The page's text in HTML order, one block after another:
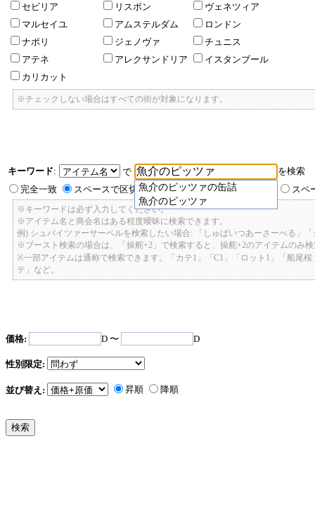
セビリア
リスボン
ヴェネツィア
マルセイユ
アムステルダム
ロンドン
ナポリ
ジェノヴァ
チュニス
アテネ
アレクサンドリア
イスタンブール
カリカット
※チェックしない場合はすべての街が対象になります。
キーワード:
で
魚介のピッツァの缶詰
魚介のピッツァ
を検索
完全一致
スペースで区切ったキーワードのいずれかを含む スペ
※キーワードは必ず入力してください。
※アイテム名と商会名はある程度曖昧に検索できます。
例) シュバイツァーサーベルを検索したい場合: 「しゅばいつあーさーべる」
※ブースト検索の場合は、「操舵+2」で検索すると、操舵+2のアイテムのみ
※一部アイテムは通称で検索できます。「カテ1」「C1」「ロット1」「船尾
テ」など。
価格: D 〜 D
性別限定:
並び替え: 昇順 降順